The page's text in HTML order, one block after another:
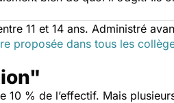
11 et 14 ans. Administré
proposée dans tous les
10 % de l’effectif. Mais